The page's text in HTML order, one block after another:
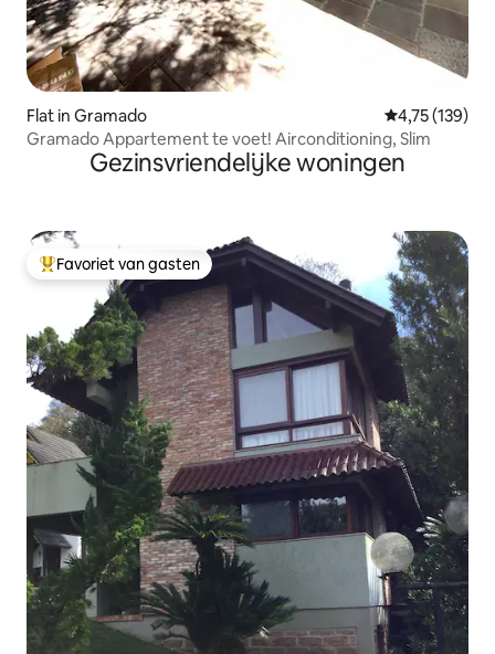
Flat in Gramado Gemiddelde
4,75 (139)
Gramado Appartement te voet! Airconditioning, Slim
Gezinsvriendelijke woningen
Topfavoriet van gasten
Favoriet van gasten